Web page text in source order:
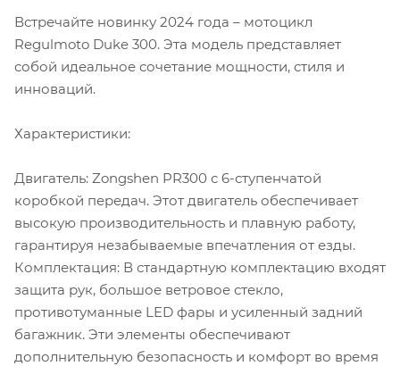
Встречайте новинку 2024 года – мотоцикл
Regulmoto Duke 300. Эта модель представляет
собой идеальное сочетание мощности, стиля и
инноваций.
Характеристики:
Двигатель: Zongshen PR300 с 6-ступенчатой
коробкой передач. Этот двигатель обеспечивает
высокую производительность и плавную работу,
гарантируя незабываемые впечатления от езды.
Комплектация: В стандартную комплектацию входят
защита рук, большое ветровое стекло,
противотуманные LED фары и усиленный задний
багажник. Эти элементы обеспечивают
дополнительную безопасность и комфорт во время